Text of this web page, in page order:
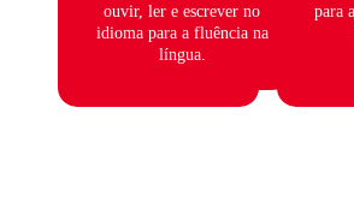
ouvir, ler e escrever no
idioma para a fluência na
língua.
para